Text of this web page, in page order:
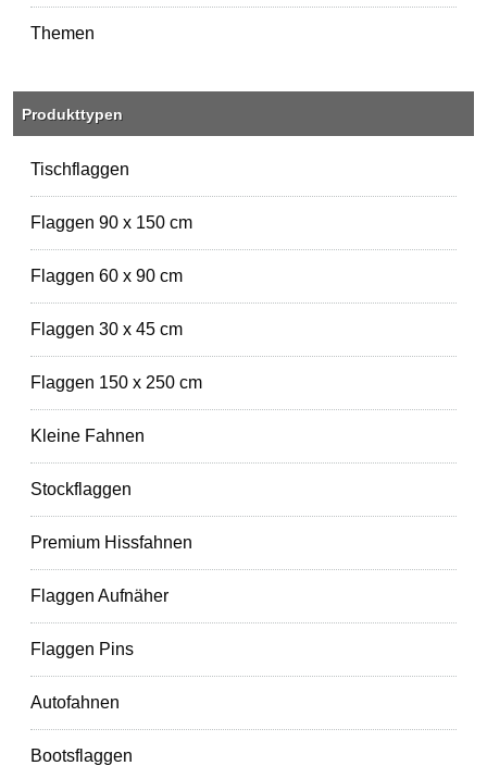
Themen
Produkttypen
Tischflaggen
Flaggen 90 x 150 cm
Flaggen 60 x 90 cm
Flaggen 30 x 45 cm
Flaggen 150 x 250 cm
Kleine Fahnen
Stockflaggen
Premium Hissfahnen
Flaggen Aufnäher
Flaggen Pins
Autofahnen
Bootsflaggen